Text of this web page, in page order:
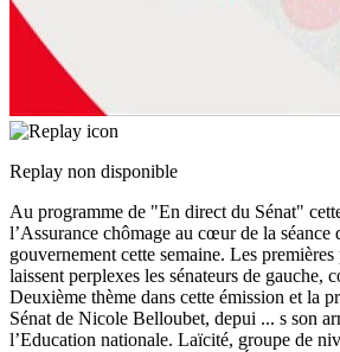
Replay non disponible
Au programme de "En direct du Sénat"
l’Assurance chômage au cœur de la séance
gouvernement cette semaine. Les
laissent perplexes les sénateurs de gauche,
Deuxième thème dans cette émission et la
Sénat de Nicole Belloubet, depui ... s son
l’Education nationale. Laïcité, groupe de